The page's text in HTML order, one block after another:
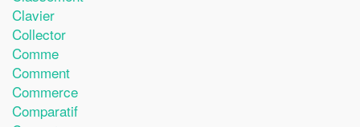
Clavier
Collector
Comme
Comment
Commerce
Comparatif